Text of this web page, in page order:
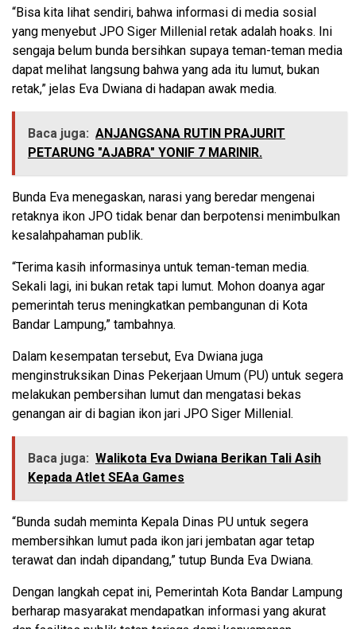
“Bisa kita lihat sendiri, bahwa informasi di media sosial
yang menyebut JPO Siger Millenial retak adalah hoaks. Ini
sengaja belum bunda bersihkan supaya teman-teman media
dapat melihat langsung bahwa yang ada itu lumut, bukan
retak,” jelas Eva Dwiana di hadapan awak media.
Baca juga: ANJANGSANA RUTIN PRAJURIT
PETARUNG "AJABRA" YONIF 7 MARINIR.
Bunda Eva menegaskan, narasi yang beredar mengenai
retaknya ikon JPO tidak benar dan berpotensi menimbulkan
kesalahpahaman publik.
“Terima kasih informasinya untuk teman-teman media.
Sekali lagi, ini bukan retak tapi lumut. Mohon doanya agar
pemerintah terus meningkatkan pembangunan di Kota
Bandar Lampung,” tambahnya.
Dalam kesempatan tersebut, Eva Dwiana juga
menginstruksikan Dinas Pekerjaan Umum (PU) untuk segera
melakukan pembersihan lumut dan mengatasi bekas
genangan air di bagian ikon jari JPO Siger Millenial.
Baca juga: Walikota Eva Dwiana Berikan Tali Asih
Kepada Atlet SEAa Games
“Bunda sudah meminta Kepala Dinas PU untuk segera
membersihkan lumut pada ikon jari jembatan agar tetap
terawat dan indah dipandang,” tutup Bunda Eva Dwiana.
Dengan langkah cepat ini, Pemerintah Kota Bandar Lampung
berharap masyarakat mendapatkan informasi yang akurat